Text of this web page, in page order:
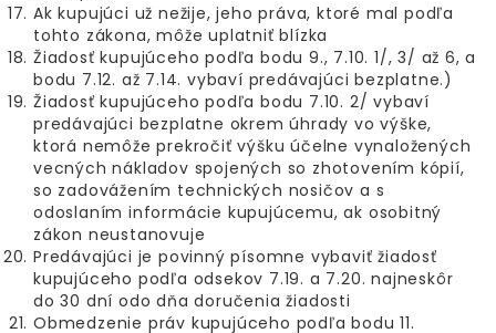
Ak kupujúci už nežije, jeho práva, ktoré mal podľa
tohto zákona, môže uplatniť blízka
Žiadosť kupujúceho podľa bodu 9., 7.10. 1/, 3/ až 6, a
bodu 7.12. až 7.14. vybaví predávajúci bezplatne.)
Žiadosť kupujúceho podľa bodu 7.10. 2/ vybaví
predávajúci bezplatne okrem úhrady vo výške,
ktorá nemôže prekročiť výšku účelne vynaložených
vecných nákladov spojených so zhotovením kópií,
so zadovážením technických nosičov a s
odoslaním informácie kupujúcemu, ak osobitný
zákon neustanovuje
Predávajúci je povinný písomne vybaviť žiadosť
kupujúceho podľa odsekov 7.19. a 7.20. najneskôr
do 30 dní odo dňa doručenia žiadosti
Obmedzenie práv kupujúceho podľa bodu 11.